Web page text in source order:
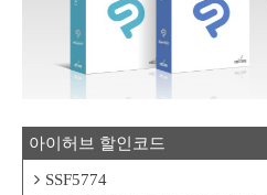
아이허브 할인코드
SSF5774